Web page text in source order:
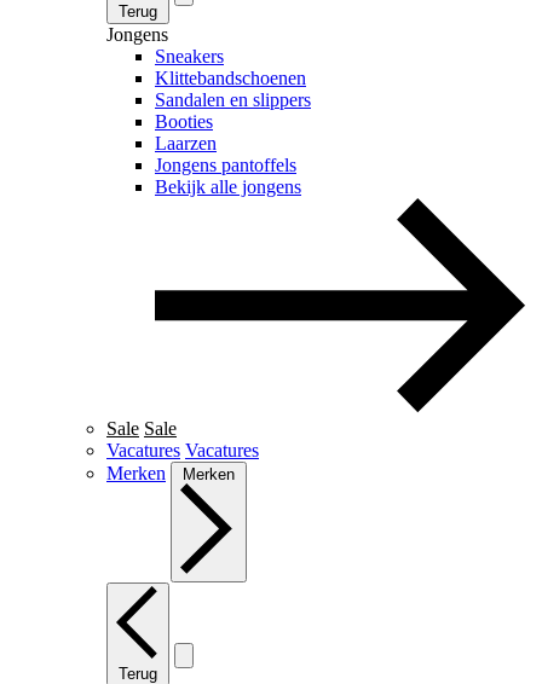
Terug
Jongens
Sneakers
Klittebandschoenen
Sandalen en slippers
Booties
Laarzen
Jongens pantoffels
Bekijk alle jongens
Sale Sale
Vacatures Vacatures
Merken
Merken
Terug